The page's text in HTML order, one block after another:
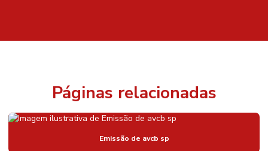
Páginas relacionadas
Emissão de avcb sp